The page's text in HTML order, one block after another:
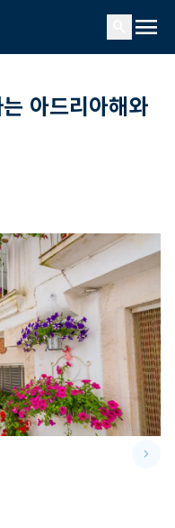
menu
아드리아해와
keyboard_arrow_right